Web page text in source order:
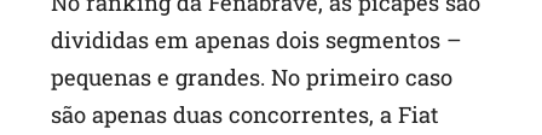
divididas em apenas dois segmentos –
pequenas e grandes. No primeiro caso
são apenas duas concorrentes, a Fiat